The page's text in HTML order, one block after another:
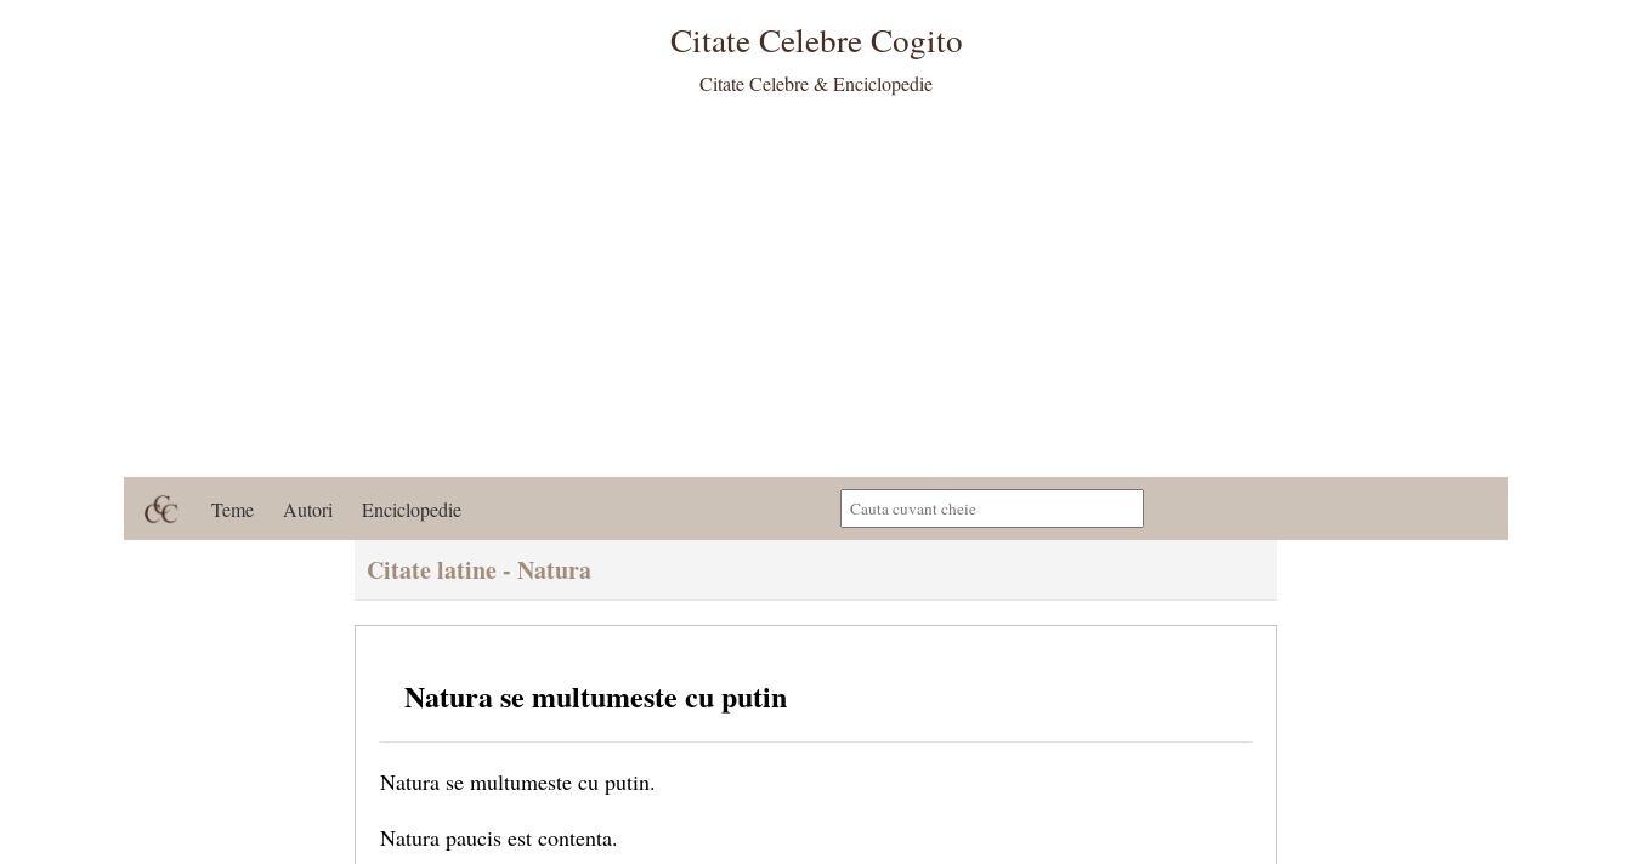
Citate Celebre Cogito
Citate Celebre & Enciclopedie
Teme Autori Enciclopedie
Citate latine - Natura
Natura se multumeste cu putin
Natura se multumeste cu putin.
Natura paucis est contenta.